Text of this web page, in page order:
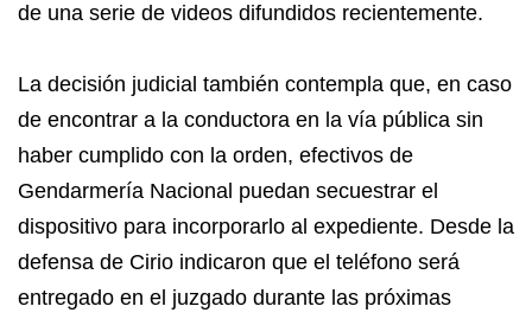
de una serie de videos difundidos recientemente.
La decisión judicial también contempla que, en caso
de encontrar a la conductora en la vía pública sin
haber cumplido con la orden, efectivos de
Gendarmería Nacional puedan secuestrar el
dispositivo para incorporarlo al expediente. Desde la
defensa de Cirio indicaron que el teléfono será
entregado en el juzgado durante las próximas